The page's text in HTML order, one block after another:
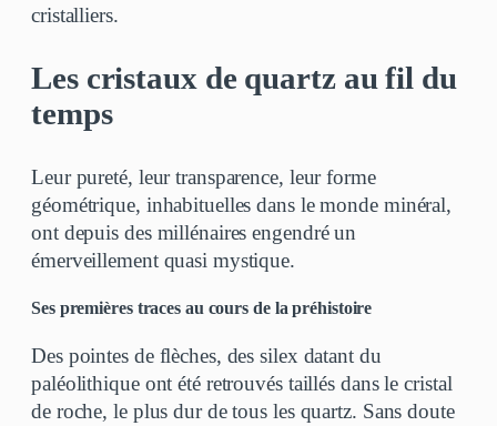
cristalliers.
Les cristaux de quartz au fil du
temps
Leur pureté, leur transparence, leur forme
géométrique, inhabituelles dans le monde minéral,
ont depuis des millénaires engendré un
émerveillement quasi mystique.
Ses premières traces au cours de la préhistoire
Des pointes de flèches, des silex datant du
paléolithique ont été retrouvés taillés dans le cristal
de roche, le plus dur de tous les quartz. Sans doute